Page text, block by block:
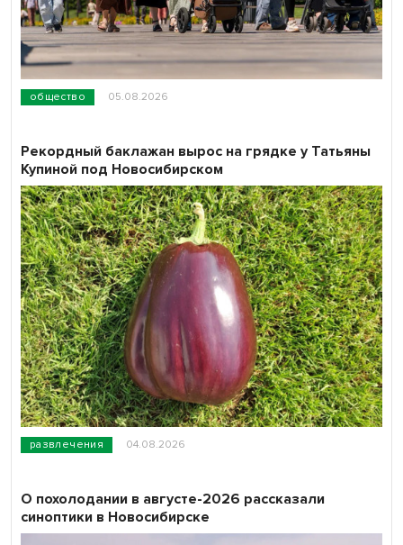
общество 05.08.2026
развлечения 04.08.2026
Рекордный баклажан вырос на грядке у Татьяны
Купиной под Новосибирском
О похолодании в августе-2026 рассказали
синоптики в Новосибирске